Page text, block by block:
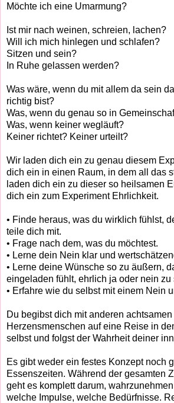
Möchte ich eine Umarmung?
Ist mir nach weinen, schreien, lachen?
Will ich mich hinlegen und schlafen?
Sitzen und sein?
In Ruhe gelassen werden?
Was wäre, wenn du mit allem da sein
richtig bist?
Was, wenn du genau so in
Was, wenn keiner wegläuft?
Keiner richtet? Keiner urteilt?
Wir laden dich ein zu genau diesem
dich ein in einen Raum, in dem all das
laden dich ein zu dieser so heilsamen
dich ein zum Experiment Ehrlichkeit.
• Finde heraus, was du wirklich fühlst,
teile dich mit.
• Frage nach dem, was du möchtest.
• Lerne dein Nein klar und
• Lerne deine Wünsche so zu äußern,
eingeladen fühlt, ehrlich ja oder nein zu
• Erfahre wie du selbst mit einem Nein
Du begibst dich mit anderen
Herzensmenschen auf eine Reise in
selbst und folgst der Wahrheit deiner
Es gibt weder ein festes Konzept noch
Essenszeiten. Während der gesamten
geht es komplett darum,
welche Impulse, welche Bedürfnisse.